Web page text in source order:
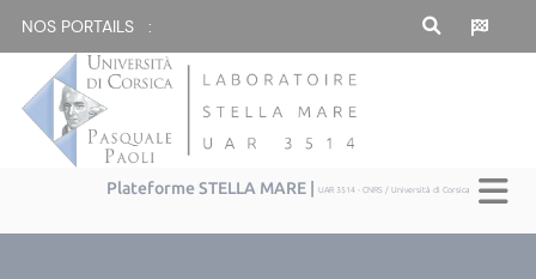
NOS PORTAILS :
Plateforme STELLA MARE |UAR 3514 - CNRS / Università di Corsica